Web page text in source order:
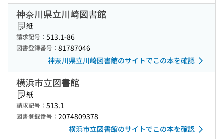
神奈川県立川崎図書館
紙
請求記号： 513.1-86
図書登録番号： 81787046
神奈川県立川崎図書館のサイトでこの本を確認
横浜市立図書館
紙
請求記号： 513.1
図書登録番号： 2074809378
横浜市立図書館のサイトでこの本を確認